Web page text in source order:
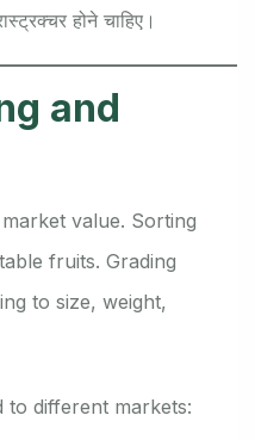
होने चाहिए।
and
value. Sorting
fruits. Grading
to size, weight,
to different markets: